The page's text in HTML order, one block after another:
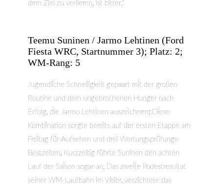
dem Ziel zu verlieren, ist bitter.“
Teemu Suninen / Jarmo Lehtinen (Ford
Fiesta WRC, Startnummer 3); Platz: 2;
WM-Rang: 5
Jugendliche Schnelligkeit gepaart mit der großen
Routine und dem ungebrochenen Hunger nach
Erfolg, die Jarmo Lehtinen auszeichnen: Diese
Kombination sorgte bereits auf der ersten Etappe am
Freitag für Aufsehen und drei Wertungsprüfungs-
Bestzeiten. Kurzzeitig führte Suninen den achten
Lauf der Saison sogar an. Das zweite Podestresultat
seiner WM-Laufbahn im Visier, verzichtete das